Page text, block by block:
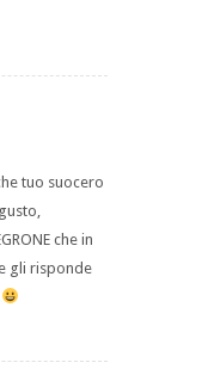
tuo suocero
che in
gli risponde